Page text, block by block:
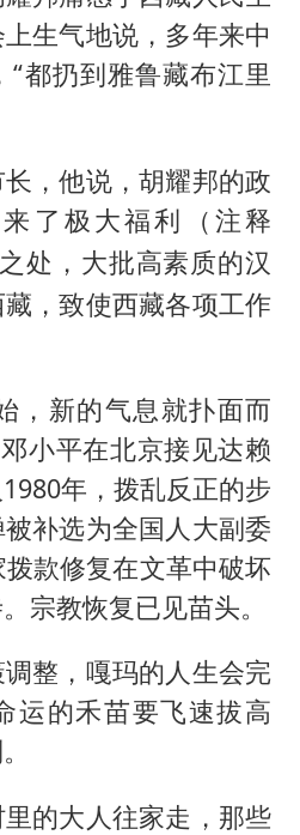
生气地说，多年来中
都扔到雅鲁藏布江里
，他说，胡耀邦的政
了极大福利
（注释
处，大批高素质的汉
，致使西藏各项工作
，新的气息就扑面而
小平在北京接见达赖
年，拨乱反正的步
补选为全国人大副委
款修复在文革中破坏
宗教恢复已见苗头。
整，嘎玛的人生会完
运的禾苗要飞速拔高
的大人往家走，那些